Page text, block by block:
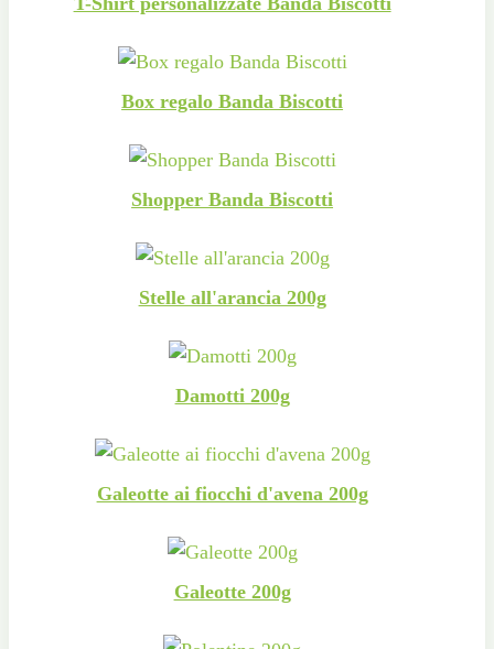
Box regalo Banda Biscotti
Shopper Banda Biscotti
Stelle all'arancia 200g
Damotti 200g
Galeotte ai fiocchi d'avena 200g
Galeotte 200g